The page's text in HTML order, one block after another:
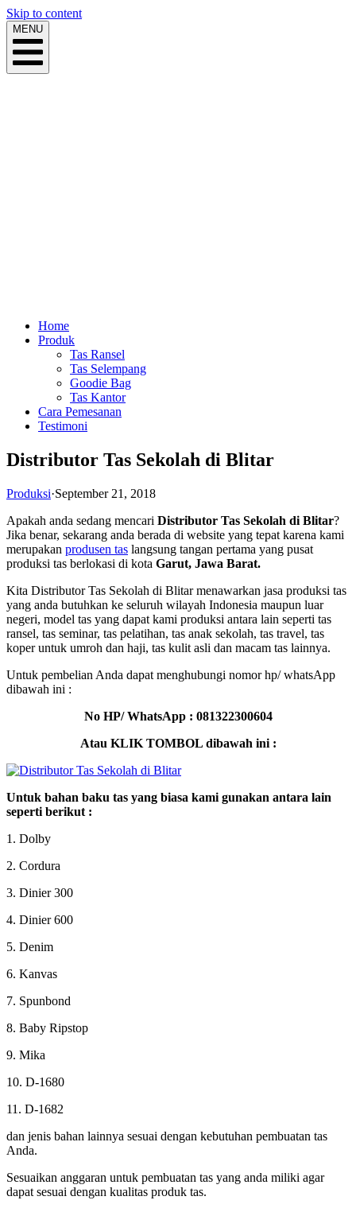
Skip to content
MENU
Home
Produk
Tas Ransel
Tas Selempang
Goodie Bag
Tas Kantor
Cara Pemesanan
Testimoni
Distributor Tas Sekolah di Blitar
Produksi·September 21, 2018
Apakah anda sedang mencari Distributor Tas Sekolah di Blitar?
Jika benar, sekarang anda berada di website yang tepat karena kami
merupakan produsen tas langsung tangan pertama yang pusat
produksi tas berlokasi di kota Garut, Jawa Barat.
Kita Distributor Tas Sekolah di Blitar menawarkan jasa produksi tas
yang anda butuhkan ke seluruh wilayah Indonesia maupun luar
negeri, model tas yang dapat kami produksi antara lain seperti tas
ransel, tas seminar, tas pelatihan, tas anak sekolah, tas travel, tas
koper untuk umroh dan haji, tas kulit asli dan macam tas lainnya.
Untuk pembelian Anda dapat menghubungi nomor hp/ whatsApp
dibawah ini :
No HP/ WhatsApp : 081322300604
Atau KLIK TOMBOL dibawah ini :
Untuk bahan baku tas yang biasa kami gunakan antara lain
seperti berikut :
1. Dolby
2. Cordura
3. Dinier 300
4. Dinier 600
5. Denim
6. Kanvas
7. Spunbond
8. Baby Ripstop
9. Mika
10. D-1680
11. D-1682
dan jenis bahan lainnya sesuai dengan kebutuhan pembuatan tas
Anda.
Sesuaikan anggaran untuk pembuatan tas yang anda miliki agar
dapat sesuai dengan kualitas produk tas.